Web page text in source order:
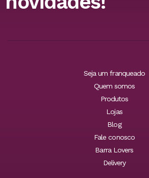
Seja um franqueado
Quem somos
Produtos
Lojas
Blog
Fale conosco
Barra Lovers
Delivery